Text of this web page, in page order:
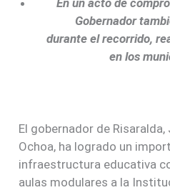
Gobernador
durante el recorrido,
en los
El gobernador de
Ochoa, ha logrado un
infraestructura educativa
aulas modulares a la